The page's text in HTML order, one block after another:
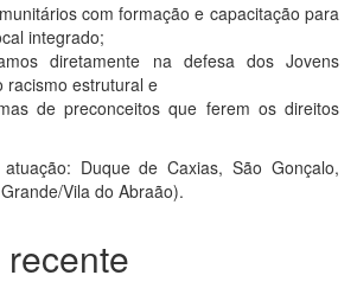
com formação e capacitação para
integrado;
diretamente na defesa dos Jovens
racismo estrutural e
de preconceitos que ferem os direitos
Duque de Caxias, São Gonçalo,
Vila do Abraão).